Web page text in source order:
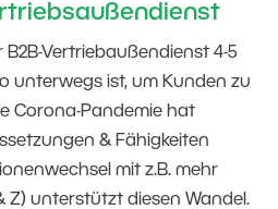
B2B-Vertriebaußendienst 4-5
unterwegs ist, um Kunden zu
Corona-Pandemie hat
& Fähigkeiten
mit z.B. mehr
Z) unterstützt diesen Wandel.